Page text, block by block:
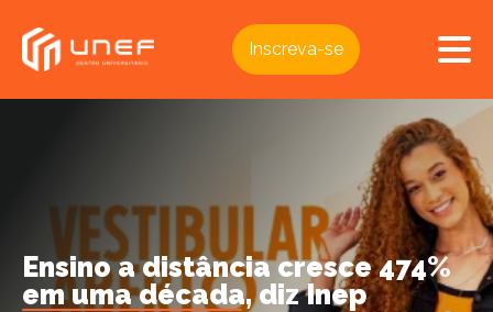
Inscreva-se
Ensino a distância cresce 474%
em uma década, diz Inep